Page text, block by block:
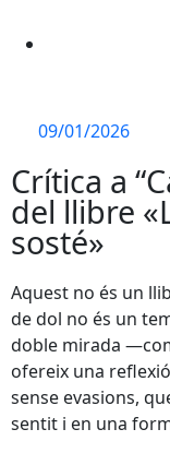
09/01/2026
Crítica a
del llibre
sosté»
Aquest no és un
de dol no és un
doble mirada
ofereix una
sense evasions,
sentit i en una